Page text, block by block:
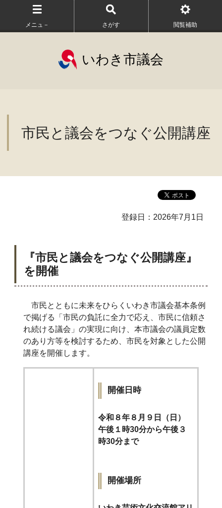
メニュ－ さがす 閲覧補助
いわき市議会
市民と議会をつなぐ公開講座
登録日：2026年7月1日
『市民と議会をつなぐ公開講座』
を開催
市民とともに未来をひらくいわき市議会基本条例
で掲げる「市民の負託に全力で応え、市民に信頼さ
れ続ける議会」の実現に向け、本市議会の議員定数
のあり方等を検討するため、市民を対象とした公開
講座を開催 します。
開催日時
令和８年８月９日（日）
午後１時30分から午後３
時30分まで
開催場所